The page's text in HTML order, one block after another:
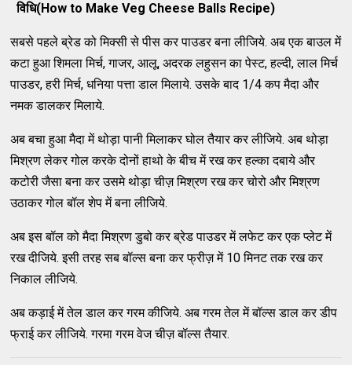
विधि(How to Make Veg Cheese Balls Recipe)
सबसे पहले ब्रेड को मिक्सी से पीस कर पाउडर बना लीजिये. अब एक बाउल में
कटा हुआ शिमला मिर्च, गाजर, आलू, अदरक लहुसन का पेस्ट, हल्दी, लाल मिर्च
पाउडर, हरी मिर्च, धनिया पत्ता डाल मिलाये. उसके बाद 1/4 कप मैदा और
नमक डालकर मिलाये.
अब बचा हुआ मैदा में थोड़ा पानी मिलाकर घोल तैयार कर लीजिये. अब थोड़ा
मिश्रण लेकर गोल करके दोनों हाथो के बीच में रख कर हल्का दबाये और
कटोरी जैसा बना कर उसमे थोड़ा चीज़ मिश्रण रख कर चोरो और मिश्रण
उठाकर गोल बॉल शेप में बना लीजिये.
अब इस बॉल को मैदा मिश्रण डुबो कर ब्रेड पाउडर में लफेट कर एक प्लेट में
रख दीजिये. इसी तरह सब बॉल्स बना कर फ्रीज़ में 10 मिनट तक रख कर
निकाल लीजिये.
अब कड़ाई में तेल डाल कर गरम कीजिये. अब गरम तेल में बॉल्स डाल कर डीप
फ्राई कर लीजिये. गरमा गरम वेज चीज़ बॉल्स तैयार.